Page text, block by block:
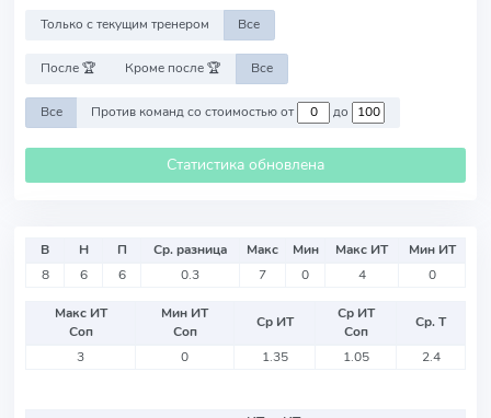
Только с текущим тренером Все
После 🏆 Кроме после 🏆 Все
Все Против команд со стоимостью от до
Статистика обновлена
В Н П Ср. разница Макс Мин Макс ИТ
Мин ИТ
8
6 6 0.3 7 0 4 0
Макс ИТ
Соп
Мин ИТ
Соп
Ср ИТ
Ср ИТ
Соп
Ср. Т
3
0 1.35 1.05 2.4